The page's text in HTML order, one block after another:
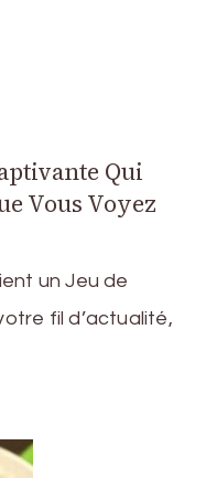
Qui
Vous Voyez
un Jeu de
fil d’actualité,